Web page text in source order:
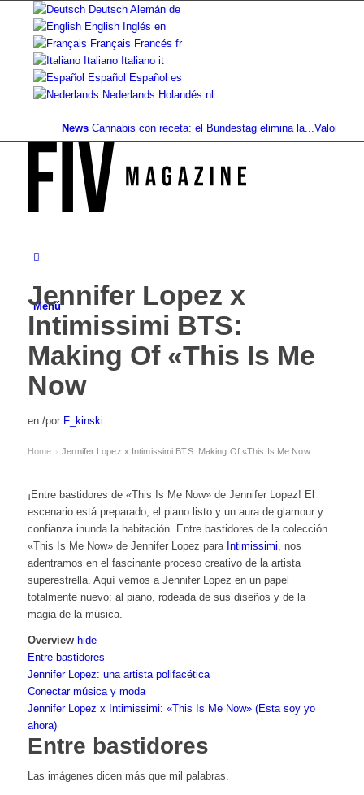
Deutsch Alemán de
English Inglés en
Français Francés fr
Italiano Italiano it
Español Español es
Nederlands Holandés nl
News Cannabis con receta: el Bundestag elimina la... Valor del
Menú
Jennifer Lopez x
Intimissimi BTS:
Making Of «This Is Me
Now
en /por F_kinski
Home › Jennifer Lopez x Intimissimi BTS: Making Of «This Is Me Now
¡Entre bastidores de «This Is Me Now» de Jennifer Lopez! El
escenario está preparado, el piano listo y un aura de glamour y
confianza inunda la habitación. Entre bastidores de la colección
«This Is Me Now» de Jennifer Lopez para Intimissimi, nos
adentramos en el fascinante proceso creativo de la artista
superestrella. Aquí vemos a Jennifer Lopez en un papel
totalmente nuevo: al piano, rodeada de sus diseños y de la
magia de la música.
Overview hide
Entre bastidores
Jennifer Lopez: una artista polifacética
Conectar música y moda
Jennifer Lopez x Intimissimi: «This Is Me Now» (Esta soy yo
ahora)
Entre bastidores
Las imágenes dicen más que mil palabras.